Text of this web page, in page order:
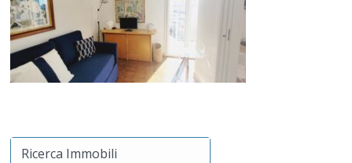
Ricerca Immobili